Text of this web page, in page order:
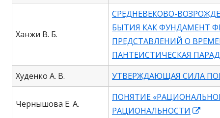
in
a
new
window
Ханжи В. Б.
СРЕДНЕВЕКОВО-
БЫТИЯ КАК ФУНДАМЕНТ
ПРЕДСТАВЛЕНИЙ О
ПАНТЕИСТИЧЕСКАЯ
Худенко А. В.
УТВЕРЖДАЮЩАЯ СИЛА
Чернышова Е. А.
ПОНЯТИЕ
РАЦИОНАЛЬНОСТИ